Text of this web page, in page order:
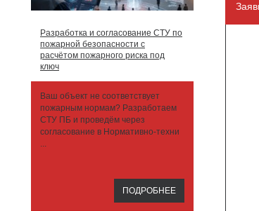
Разработка и согласование СТУ по
пожарной безопасности с
расчётом пожарного риска под
ключ
Ваш объект не соответствует
пожарным нормам? Разработаем
СТУ ПБ и проведём через
согласование в Нормативно-техни
...
ПОДРОБНЕЕ